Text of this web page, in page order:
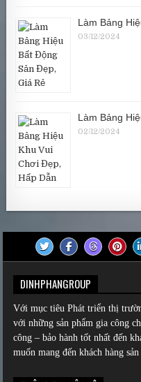
Làm Bảng
03/12/2024
Làm Bảng
02/12/2024
DINHPHANGROUP
Với mục tiêu Phát triển thị
với những sản phẩm gia công
công – bảo hành tốt nhất đến
muốn mang đến khách hàng